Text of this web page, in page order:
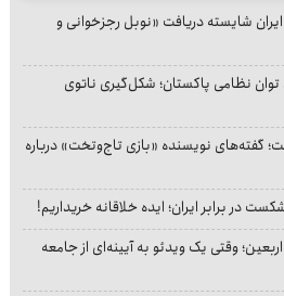
شایسته دریافت «نوبل رجزخوانی و
توان نظامی پاکستان؛ شکل‌گیری ناتوی
گفته‌های نویسنده «بازی تاج‌وتخت» درباره
در برابر ایران؛ ایده خلاقانه خریداریم!
وقتی یک ویدئو به آیینه‌ای از جامعه